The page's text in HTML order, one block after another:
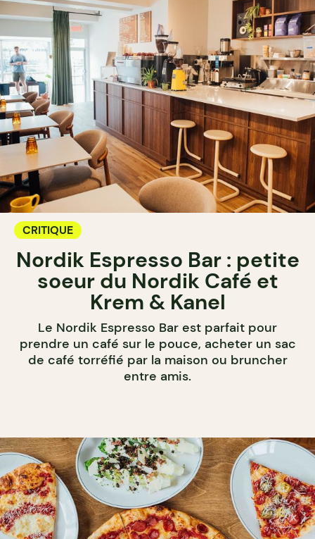
CRITIQUE
Nordik Espresso Bar : petite
soeur du Nordik Café et
Krem & Kanel
Le Nordik Espresso Bar est parfait pour
prendre un café sur le pouce, acheter un sac
de café torréfié par la maison ou bruncher
entre amis.